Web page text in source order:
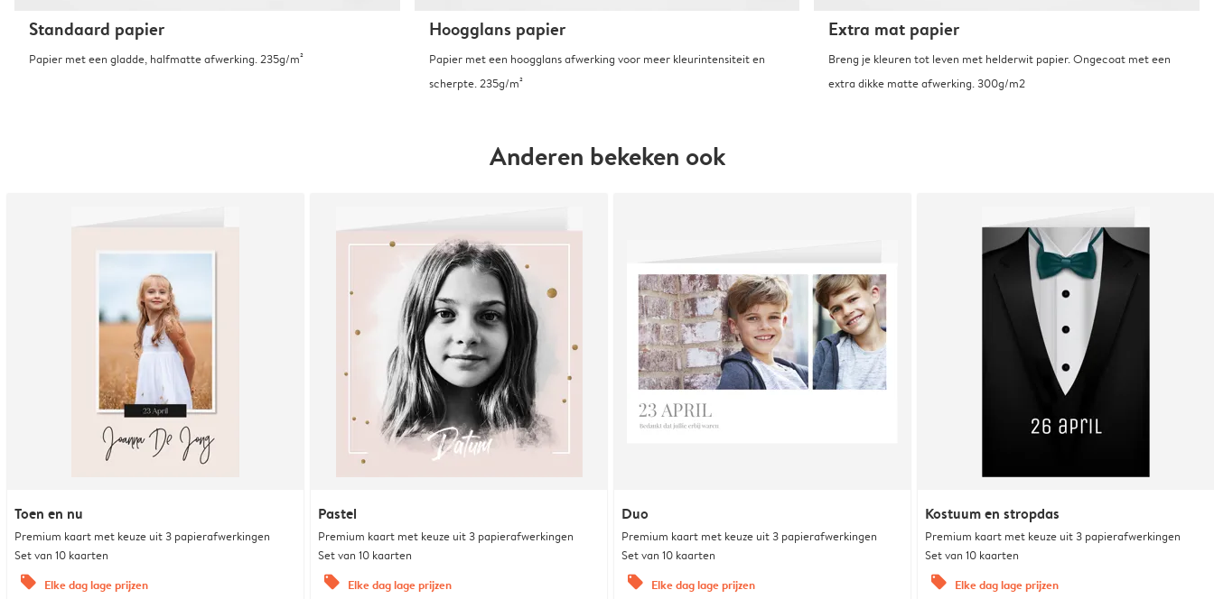
Standaard papier
Papier met een gladde, halfmatte afwerking. 235g/m²
Hoogglans papier
Papier met een hoogglans afwerking voor meer kleurintensiteit en
scherpte. 235g/m²
Extra mat papier
Breng je kleuren tot leven met helderwit papier. Ongecoat met een
extra dikke matte afwerking. 300g/m2
Anderen bekeken ook
Toen en nu
Premium kaart met keuze uit 3 papierafwerkingen
Set van 10 kaarten
offers Elke dag lage prijzen
Pastel
Premium kaart met keuze uit 3 papierafwerkingen
Set van 10 kaarten
offers Elke dag lage prijzen
Duo
Premium kaart met keuze uit 3 papierafwerkingen
Set van 10 kaarten
offers Elke dag lage prijzen
Kostuum en stropdas
Premium kaart met keuze uit 3 papierafwerkingen
Set van 10 kaarten
offers Elke dag lage prijzen